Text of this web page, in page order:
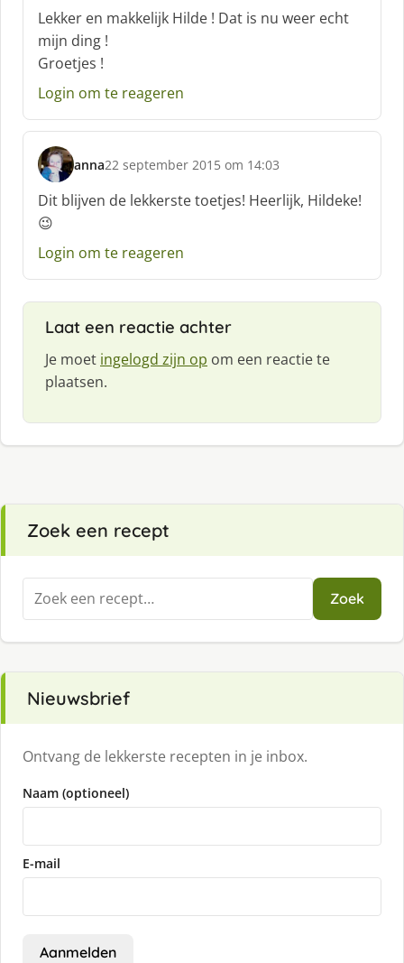
c
h
r
e
e
:
Lekker en makkelijk Hilde ! Dat is nu weer echt
mijn ding !
Groetjes !
Login om te reageren
anna
s
c
h
r
e
:
22 september 2015 om 14:03
Dit blijven de lekkerste toetjes! Heerlijk, Hildeke!
😉
Login om te reageren
Laat een reactie achter
Je moet ingelogd zijn op om een reactie te
plaatsen.
Zoek een recept
Zoeken
naar:
Zoek
Nieuwsbrief
Ontvang de lekkerste recepten in je inbox.
Naam (optioneel)
E-mail
Aanmelden